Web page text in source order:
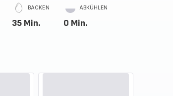
BACKEN
35 Min.
ABKÜHLEN
0 Min.